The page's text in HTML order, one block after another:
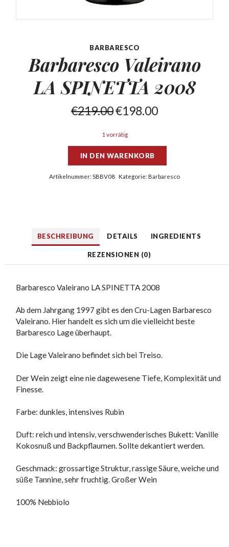
BARBARESCO
Barbaresco Valeirano
LA SPINETTA 2008
€219.00€198.00
1 vorrätig
IN DEN WARENKORB
Artikelnummer: SBBV08 Kategorie:Barbaresco
BESCHREIBUNG DETAILS INGREDIENTS
REZENSIONEN (0)
Barbaresco Valeirano LA SPINETTA 2008
Ab dem Jahrgang 1997 gibt es den Cru-Lagen Barbaresco
Valeirano. Hier handelt es sich um die vielleicht beste
Barbaresco Lage überhaupt.
Die Lage Valeirano befindet sich bei Treiso.
Der Wein zeigt eine nie dagewesene Tiefe, Komplexität und
Finesse.
Farbe: dunkles, intensives Rubin
Duft: reich und intensiv, verschwenderisches Bukett: Vanille
Kokosnuß und Backpflaumen. Sollte dekantiert werden.
Geschmack: grossartige Struktur, rassige Säure, weiche und
süße Tannine, sehr fruchtig. Großer Wein
100% Nebbiolo